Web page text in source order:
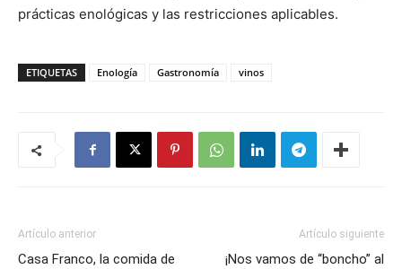
prácticas enológicas y las restricciones aplicables.
ETIQUETAS Enología Gastronomía vinos
Artículo anterior
Casa Franco, la comida de
Artículo siguiente
¡Nos vamos de “boncho” al